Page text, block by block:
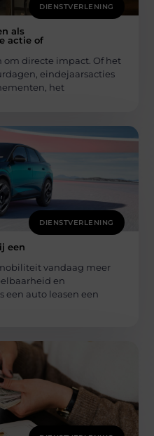
DIENSTVERLENING
als
actie of
om directe impact. Of het
eindejaarsacties
het
DIENSTVERLENING
een
vandaag meer
en
een auto leasen een